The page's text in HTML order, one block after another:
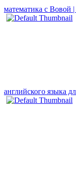
математика с Вовой
английского языка